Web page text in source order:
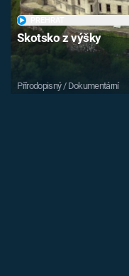
Skotsko z výšky
Přírodopisný / Dokumentární